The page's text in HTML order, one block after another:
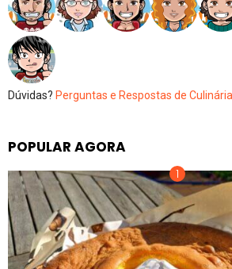
Dúvidas? Perguntas e Respostas de Culinária
POPULAR AGORA